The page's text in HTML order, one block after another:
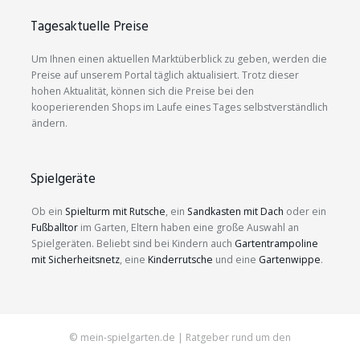
Tagesaktuelle Preise
Um Ihnen einen aktuellen Marktüberblick zu geben, werden die
Preise auf unserem Portal täglich aktualisiert. Trotz dieser
hohen Aktualität, können sich die Preise bei den
kooperierenden Shops im Laufe eines Tages selbstverständlich
ändern.
Spielgeräte
Ob ein Spielturm mit Rutsche, ein Sandkasten mit Dach oder ein
Fußballtor im Garten, Eltern haben eine große Auswahl an
Spielgeräten. Beliebt sind bei Kindern auch Gartentrampoline
mit Sicherheitsnetz, eine Kinderrutsche und eine Gartenwippe.
© mein-spielgarten.de | Ratgeber rund um den